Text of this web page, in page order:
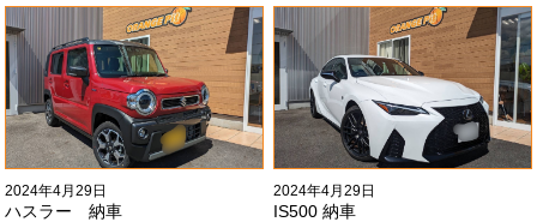
させて頂きました！！弊社で、短
期間に何台もご注文ありがどうご
ざいます！！これからもよろしく
お願いします
#x1f647;#x200d;#x2640;#xfe0f;
よろしくお願いします
#x1f647;#x200d;#x2640;#xfe0f;
2024年4月29日
ハスラー 納車
2024年4月29日
IS500 納車